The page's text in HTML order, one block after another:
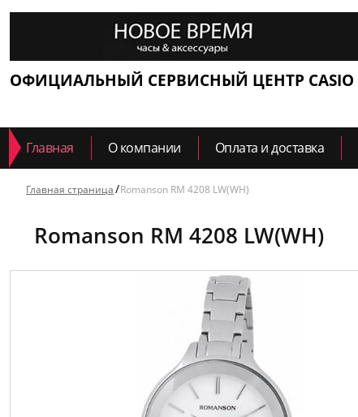
ОФИЦИАЛЬНЫЙ СЕРВИСНЫЙ ЦЕНТР CASIO
Главная О компании Оплата и доставка
Главная страница Romanson RM 4208 LW(WH)
Romanson RM 4208 LW(WH)